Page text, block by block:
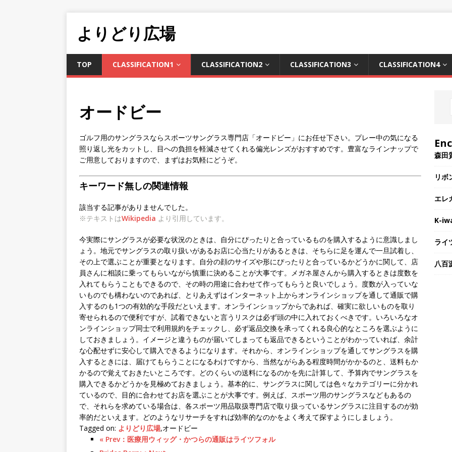
よりどり広場
TOP CLASSIFICATION1 CLASSIFICATION2 CLASSIFICATION3 CLASSIFICATION4
オードビー
ゴルフ用のサングラスならスポーツサングラス専門店「オードビー」にお任せ下さい。プレー中の気になる
照り返し光をカットし、目への負担を軽減させてくれる偏光レンズがおすすめです。豊富なラインナップで
ご用意しておりますので、まずはお気軽にどうぞ。
キーワード無しの関連情報
該当する記事がありませんでした。
※テキストはWikipedia より引用しています。
今実際にサングラスが必要な状況のときは、自分にぴったりと合っているものを購入するように意識しまし
ょう。地元でサングラスの取り扱いがあるお店に心当たりがあるときは、そちらに足を運んで一旦試着し、
その上で選ぶことが重要となります。自分の顔のサイズや形にぴったりと合っているかどうかに関して、店
員さんに相談に乗ってもらいながら慎重に決めることが大事です。メガネ屋さんから購入するときは度数を
入れてもらうこともできるので、その時の用途に合わせて作ってもらうと良いでしょう。度数が入っていな
いものでも構わないのであれば、とりあえずはインターネット上からオンラインショップを通して通販で購
入するのも1つの有効的な手段だといえます。オンラインショップからであれば、確実に欲しいものを取り
寄せられるので便利ですが、試着できないと言うリスクは必ず頭の中に入れておくべきです。いろいろなオ
ンラインショップ同士で利用規約をチェックし、必ず返品交換を承ってくれる良心的なところを選ぶように
しておきましょう。イメージと違うものが届いてしまっても返品できるということがわかっていれば、余計
な心配せずに安心して購入できるようになります。それから、オンラインショップを通してサングラスを購
入するときには、届けてもらうことになるわけですから、当然ながらある程度時間がかかるのと、送料もか
かるので覚えておきたいところです。どのくらいの送料になるのかを先に計算して、予算内でサングラスを
購入できるかどうかを見極めておきましょう。基本的に、サングラスに関しては色々なカテゴリーに分かれ
ているので、目的に合わせてお店を選ぶことが大事です。例えば、スポーツ用のサングラスなどもあるの
で、それらを求めている場合は、各スポーツ用品取扱専門店で取り扱っているサングラスに注目するのが効
率的だといえます。どのようなリサーチをすれば効率的なのかをよく考えて探すようにしましょう。
Tagged on: よりどり広場,オードビー
« Prev：医療用ウィッグ・かつらの通販はライツフォル
森田
リボ
エレ
K-
ライ
八百